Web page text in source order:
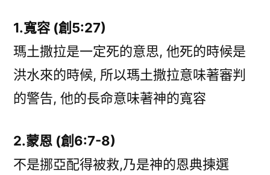
1.寬容 (創5:27)
瑪土撒拉是一定死的意思, 他死的時候是
洪水來的時候, 所以瑪土撒拉意味著審判
的警告, 他的長命意味著神的寬容
2.蒙恩 (創6:7-8)
不是挪亞配得被救,乃是神的恩典揀選